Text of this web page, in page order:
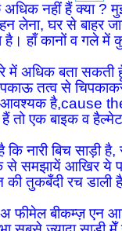
नहीं हैं क्या ?
लेना, घर से बाहर
है। हाँ कानों व गले
में अधिक बता सकती
तत्व से
आवश्यक है,cause
तो एक बाइक व
है कि नारी बिच साड़ी
समझायें आखिर ये
तुकबँदी रच डाली है
फीमेल बीकम्ज़ एन